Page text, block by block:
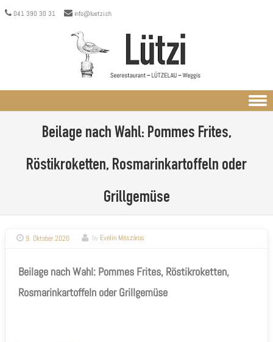
041 390 30 31 info@luetzi.ch
Beilage nach Wahl: Pommes Frites,
Röstikroketten, Rosmarinkartoffeln oder
Grillgemüse
9. Oktober 2020 by Evelin Mészáros
Beilage nach Wahl: Pommes Frites, Röstikroketten,
Rosmarinkartoffeln oder Grillgemüse